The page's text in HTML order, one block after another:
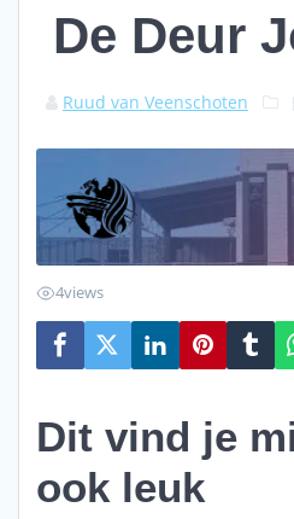
De Deur
Ruud van Veenschoten
4views
Dit vind je
ook leuk